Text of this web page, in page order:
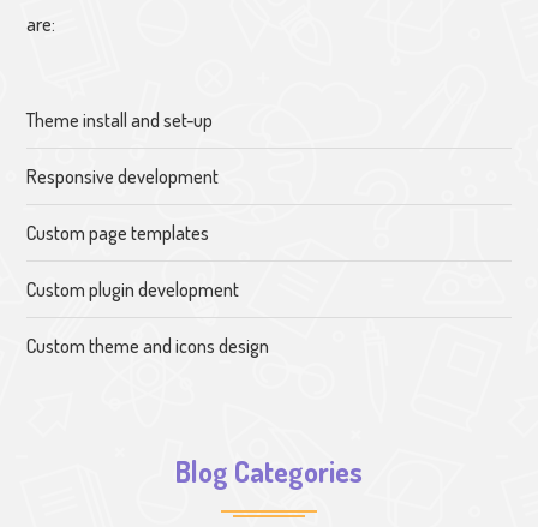
are:
Theme install and set-up
Responsive development
Custom page templates
Custom plugin development
Custom theme and icons design
Blog Categories